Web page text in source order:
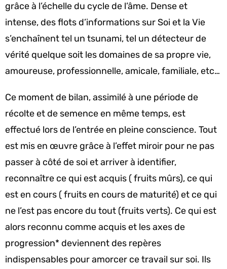
grâce à l’échelle du cycle de l’âme. Dense et
intense, des flots d’informations sur Soi et la Vie
s’enchaînent tel un tsunami, tel un détecteur de
vérité quelque soit les domaines de sa propre vie,
amoureuse, professionnelle, amicale, familiale, etc…
Ce moment de bilan, assimilé à une période de
récolte et de semence en même temps, est
effectué lors de l’entrée en pleine conscience. Tout
est mis en œuvre grâce à l’effet miroir pour ne pas
passer à côté de soi et arriver à identifier,
reconnaître ce qui est acquis ( fruits mûrs), ce qui
est en cours ( fruits en cours de maturité) et ce qui
ne l’est pas encore du tout (fruits verts). Ce qui est
alors reconnu comme acquis et les axes de
progression* deviennent des repères
indispensables pour amorcer ce travail sur soi. Ils